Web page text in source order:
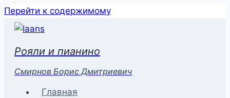
Перейти к содержимому
Рояли и пианино
Смирнов Борис Дмитриевич
Главная